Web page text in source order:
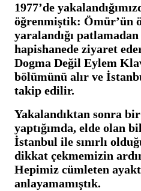
1977’de
öğrenmiştik: Ömür’ün
yaralandığı
hapishanede ziyaret
Dogma Değil Eylem
bölümünü alır ve
takip edilir.
Yakalandıktan sonra
yaptığımda, elde olan
İstanbul ile sınırlı
dikkat çekmemizin
Hepimiz cümleten
anlayamamıştık.